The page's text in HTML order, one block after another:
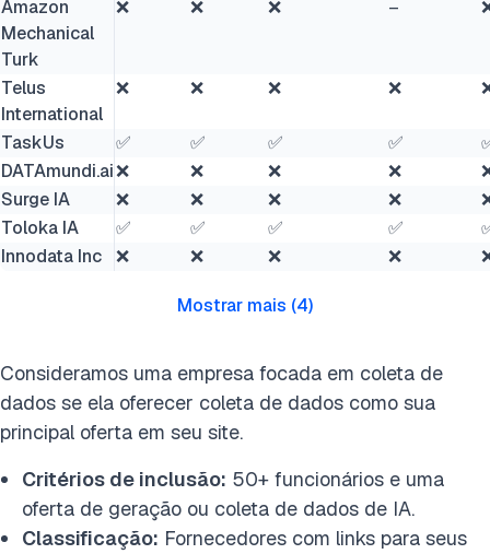
Amazon
Mechanical
Turk
❌ ❌ ❌ –
Telus
International
❌ ❌ ❌ ❌
TaskUs ✅ ✅ ✅ ✅
DATAmundi.ai❌ ❌ ❌ ❌
Surge IA
❌ ❌ ❌ ❌
Toloka IA
✅ ✅ ✅ ✅
Innodata Inc
❌ ❌ ❌ ❌
Mostrar mais (4)
Consideramos uma empresa focada em coleta de
dados se ela oferecer coleta de dados como sua
principal oferta em seu site.
Critérios de inclusão: 50+ funcionários e uma
oferta de geração ou coleta de dados de IA.
Classificação: Fornecedores com links para seus